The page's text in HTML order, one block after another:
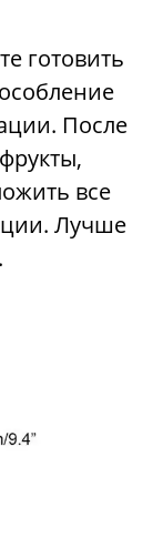
готовить
После
все
Лучше